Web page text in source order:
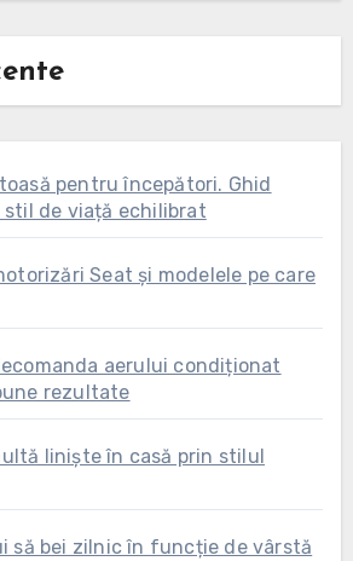
pentru începători. Ghid
de viață echilibrat
Seat și modelele pe care
aerului condiționat
rezultate
liniște în casă prin stilul
să bei zilnic în funcție de vârstă